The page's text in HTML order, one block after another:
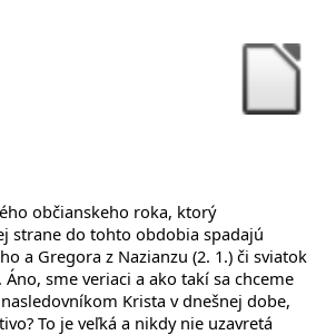
občianskeho roka, ktorý
strane do tohto obdobia spadajú
a Gregora z Nazianzu (2. 1.) či sviatok
sme veriaci a ako takí sa chceme
Krista v dnešnej dobe,
To je veľká a nikdy nie uzavretá